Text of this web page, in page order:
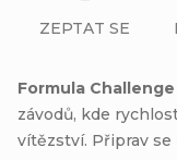
Formula Challenge
závodů, kde
vítězství. Připrav se
ZEPTAT SE